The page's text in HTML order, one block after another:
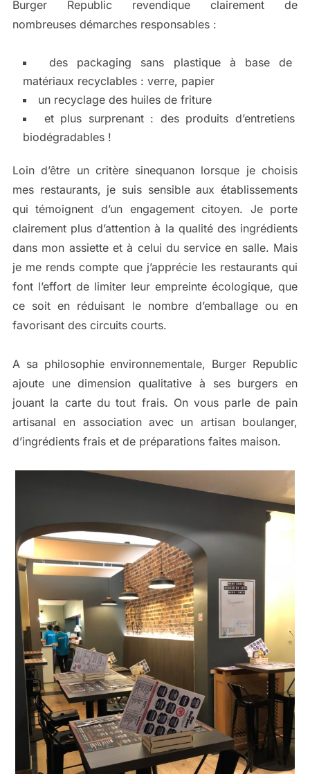
Burger Republic revendique clairement de
nombreuses démarches responsables :
des packaging sans plastique à base de
matériaux recyclables : verre, papier
un recyclage des huiles de friture
et plus surprenant : des produits d’entretiens
biodégradables !
Loin d’être un critère sinequanon lorsque je choisis
mes restaurants, je suis sensible aux établissements
qui témoignent d’un engagement citoyen. Je porte
clairement plus d’attention à la qualité des ingrédients
dans mon assiette et à celui du service en salle. Mais
je me rends compte que j’apprécie les restaurants qui
font l’effort de limiter leur empreinte écologique, que
ce soit en réduisant le nombre d’emballage ou en
favorisant des circuits courts.
A sa philosophie environnementale, Burger Republic
ajoute une dimension qualitative à ses burgers en
jouant la carte du tout frais. On vous parle de pain
artisanal en association avec un artisan boulanger,
d’ingrédients frais et de préparations faites maison.